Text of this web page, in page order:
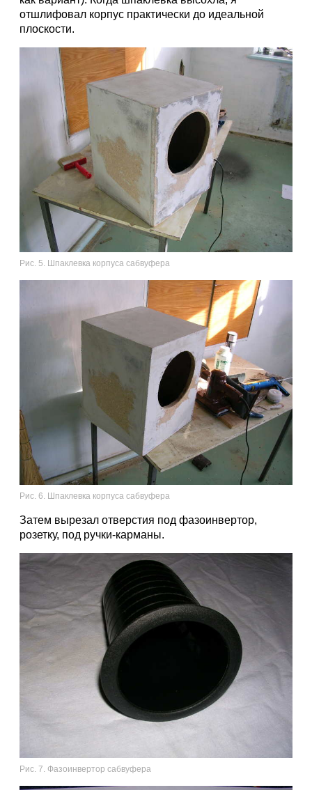
отшлифовал корпус практически до идеальной
плоскости.
Рис. 5. Шпаклевка корпуса сабвуфера
Рис. 6. Шпаклевка корпуса сабвуфера
Затем вырезал отверстия под фазоинвертор,
розетку, под ручки-карманы.
Рис. 7. Фазоинвертор сабвуфера